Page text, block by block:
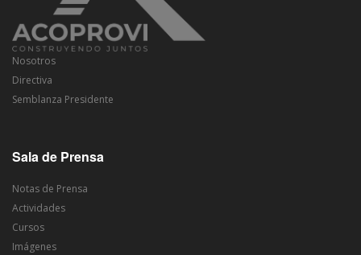
Nosotros
Directiva
Semblanza Presidente
Sala de Prensa
Notas de Prensa
Actividades
Cursos
Imágenes